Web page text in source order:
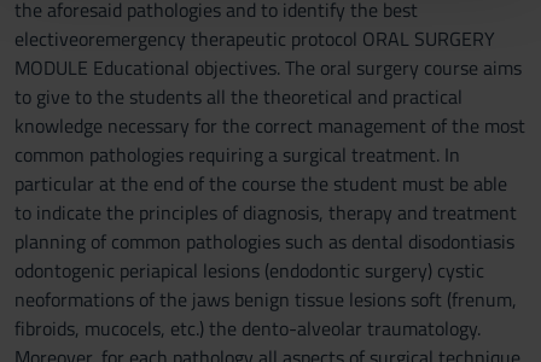
con altre informazioni che hai fornito loro o che hanno
raccolto dal tuo utilizzo dei loro servizi.
the aforesaid pathologies and to identify the best
electiveoremergency therapeutic protocol ORAL SURGERY
MODULE Educational objectives. The oral surgery course aims
to give to the students all the theoretical and practical
knowledge necessary for the correct management of the most
common pathologies requiring a surgical treatment. In
particular at the end of the course the student must be able
to indicate the principles of diagnosis, therapy and treatment
planning of common pathologies such as dental disodontiasis
odontogenic periapical lesions (endodontic surgery) cystic
neoformations of the jaws benign tissue lesions soft (frenum,
fibroids, mucocels, etc.) the dento-alveolar traumatology.